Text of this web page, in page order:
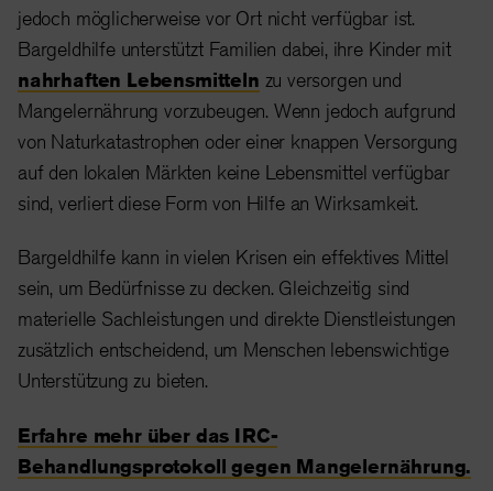
jedoch möglicherweise vor Ort nicht verfügbar ist.
Bargeldhilfe unterstützt Familien dabei, ihre Kinder mit
nahrhaften Lebensmitteln zu versorgen und
Mangelernährung vorzubeugen. Wenn jedoch aufgrund
von Naturkatastrophen oder einer knappen Versorgung
auf den lokalen Märkten keine Lebensmittel verfügbar
sind, verliert diese Form von Hilfe an Wirksamkeit.
Bargeldhilfe kann in vielen Krisen ein effektives Mittel
sein, um Bedürfnisse zu decken. Gleichzeitig sind
materielle Sachleistungen und direkte Dienstleistungen
zusätzlich entscheidend, um Menschen lebenswichtige
Unterstützung zu bieten.
Erfahre mehr über das IRC-
Behandlungsprotokoll gegen Mangelernährung.